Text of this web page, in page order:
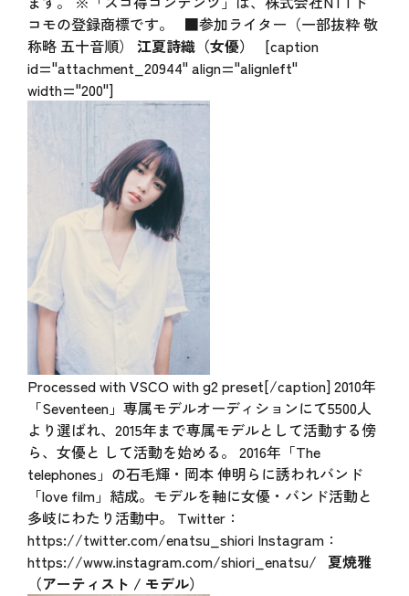
コモの登録商標です。 ■参加ライター（一部抜粋 敬
称略 五十音順） 江夏詩織（女優）
[caption
id="attachment_20944" align="alignleft"
width="200"]
Processed with VSCO with g2 preset[/caption] 2010年
「Seventeen」専属モデルオーディションにて5500人
より選ばれ、2015年まで専属モデルとして活動する傍
ら、女優と して活動を始める。 2016年「The
telephones」の石毛輝・岡本 伸明らに誘われバンド
「love film」結成。モデルを軸に女優・バンド活動と
多岐にわたり活動中。 Twitter：
https://twitter.com/enatsu_shioriInstagram：
https://www.instagram.com/shiori_enatsu/ 夏焼雅
（アーティスト / モデル）